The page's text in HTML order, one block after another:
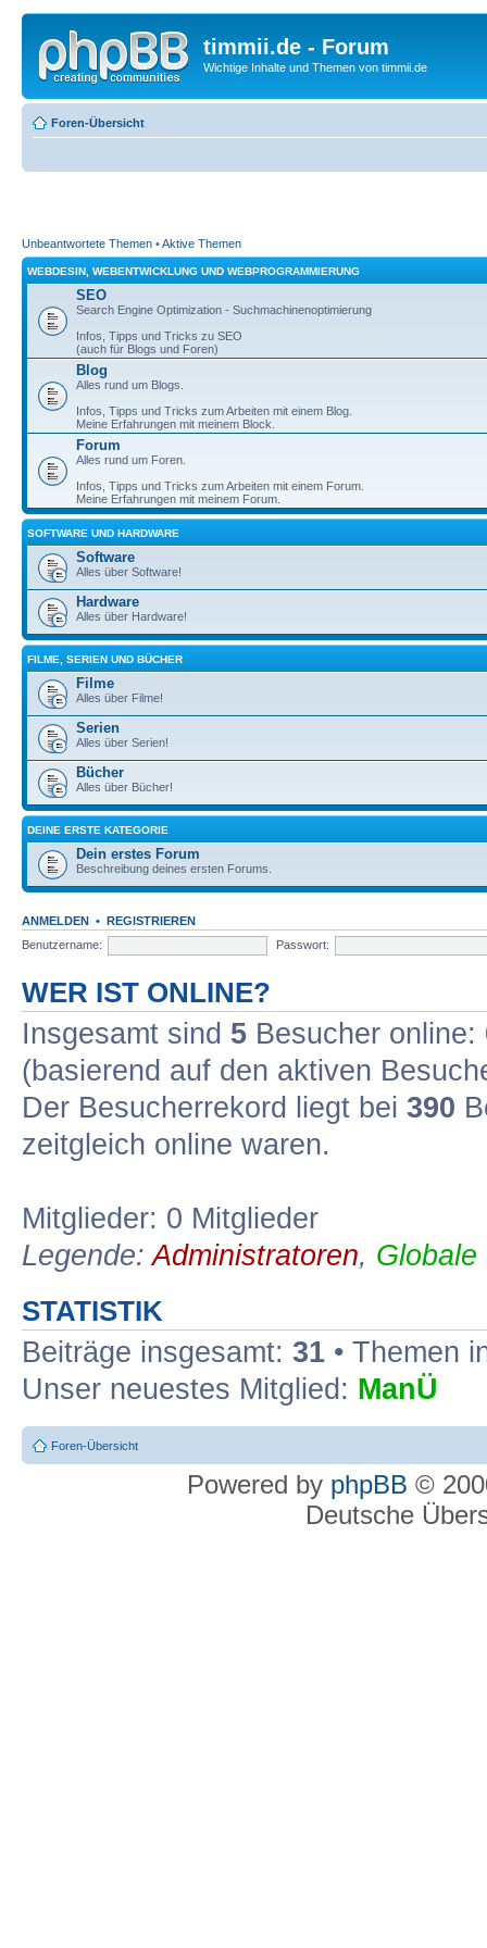
timmii.de - Forum
Wichtige Inhalte und Themen von timmii.de
Foren-Übersicht
Unbeantwortete Themen •Aktive Themen
WEBDESIN, WEBENTWICKLUNG UND WEBPROGRAMMIERUNG
SEO
Search Engine Optimization - Suchmachinenoptimierung
Infos, Tipps und Tricks zu SEO
(auch für Blogs und Foren)
Blog
Alles rund um Blogs.
Infos, Tipps und Tricks zum Arbeiten mit einem Blog.
Meine Erfahrungen mit meinem Block.
Forum
Alles rund um Foren.
Infos, Tipps und Tricks zum Arbeiten mit einem Forum.
Meine Erfahrungen mit meinem Forum.
SOFTWARE UND HARDWARE
Software
Alles über Software!
Hardware
Alles über Hardware!
FILME, SERIEN UND BÜCHER
Filme
Alles über Filme!
Serien
Alles über Serien!
Bücher
Alles über Bücher!
DEINE ERSTE KATEGORIE
Dein erstes Forum
Beschreibung deines ersten Forums.
ANMELDEN • REGISTRIEREN
Benutzername:
Passwort:
WER IST ONLINE?
Insgesamt sind 5 Besucher
(basierend auf den aktiven
Der Besucherrekord liegt bei 390
zeitgleich online waren.
Mitglieder: 0 Mitglieder
Legende:Administratoren, Globale
STATISTIK
Beiträge insgesamt: 31 • Themen
Unser neuestes Mitglied: ManÜ
Foren-Übersicht
Powered by phpBB ©
Deutsche